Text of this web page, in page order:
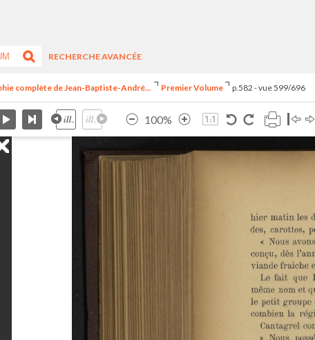
RECHERCHE AVANCÉE
complète de Jean-Baptiste-André... Premier Volume p.582 - vue 599/696
100%